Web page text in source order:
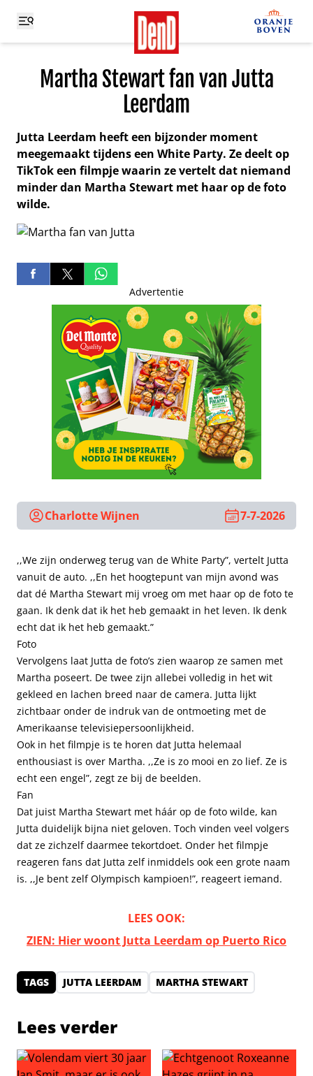
Martha Stewart fan van Jutta
Leerdam
Jutta Leerdam heeft een bijzonder moment
meegemaakt tijdens een White Party. Ze deelt op
TikTok een filmpje waarin ze vertelt dat niemand
minder dan Martha Stewart met haar op de foto
wilde.
Advertentie
Charlotte Wijnen 7-7-2026
,,We zijn onderweg terug van de White Party”, vertelt Jutta
vanuit de auto. ,,En het hoogtepunt van mijn avond was
dat dé Martha Stewart mij vroeg om met haar op de foto te
gaan. Ik denk dat ik het heb gemaakt in het leven. Ik denk
echt dat ik het heb gemaakt.”
Foto
Vervolgens laat Jutta de foto’s zien waarop ze samen met
Martha poseert. De twee zijn allebei volledig in het wit
gekleed en lachen breed naar de camera. Jutta lijkt
zichtbaar onder de indruk van de ontmoeting met de
Amerikaanse televisiepersoonlijkheid.
Ook in het filmpje is te horen dat Jutta helemaal
enthousiast is over Martha. ,,Ze is zo mooi en zo lief. Ze is
echt een engel”, zegt ze bij de beelden.
Fan
Dat juist Martha Stewart met háár op de foto wilde, kan
Jutta duidelijk bijna niet geloven. Toch vinden veel volgers
dat ze zichzelf daarmee tekortdoet. Onder het filmpje
reageren fans dat Jutta zelf inmiddels ook een grote naam
is. ,,Je bent zelf Olympisch kampioen!”, reageert iemand.
LEES OOK:
ZIEN: Hier woont Jutta Leerdam op Puerto Rico
TAGS JUTTA LEERDAM MARTHA STEWART
Lees verder